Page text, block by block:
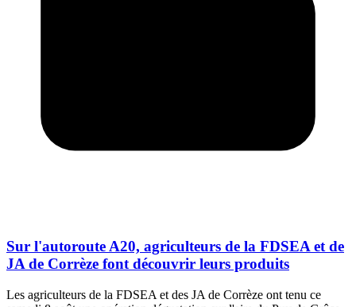
Sur l'autoroute A20, agriculteurs de la FDSEA et de
JA de Corrèze font découvrir leurs produits
Les agriculteurs de la FDSEA et des JA de Corrèze ont tenu ce